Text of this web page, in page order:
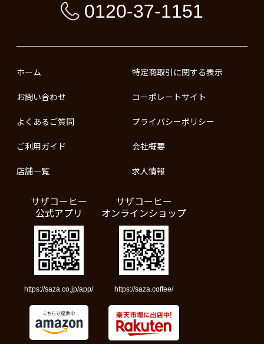
0120-37-1151
ホーム
お問い合わせ
よくあるご質問
ご利用ガイド
店舗一覧
特定商取引に関する表示
コーポレートサイト
プライバシーポリシー
会社概要
求人情報
サザコーヒー
公式アプリ
https://saza.co.jp/app/
サザコーヒー
オンラインショップ
https://saza.coffee/